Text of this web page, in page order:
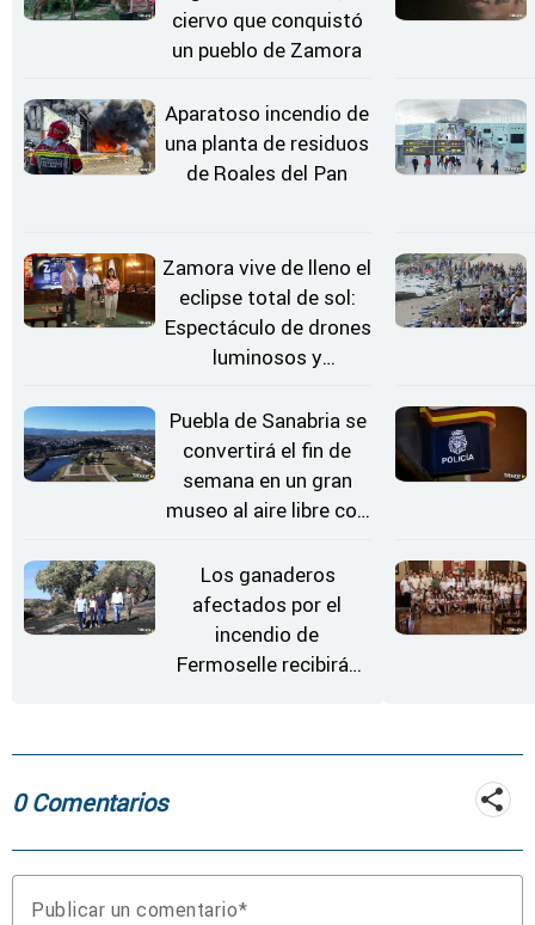
ciervo que conquistó
un pueblo de Zamora
Aparatoso incendio de
una planta de residuos
de Roales del Pan
Zamora vive de lleno el
eclipse total de sol:
Espectáculo de drones
luminosos y
Estrellas
Puebla de Sanabria se
convertirá el fin de
semana en un gran
museo al aire libre con
Los ganaderos
afectados por el
incendio de
Fermoselle recibirán
0 Comentarios
Publicar un comentario